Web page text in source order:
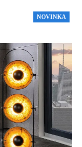
NOVINKA